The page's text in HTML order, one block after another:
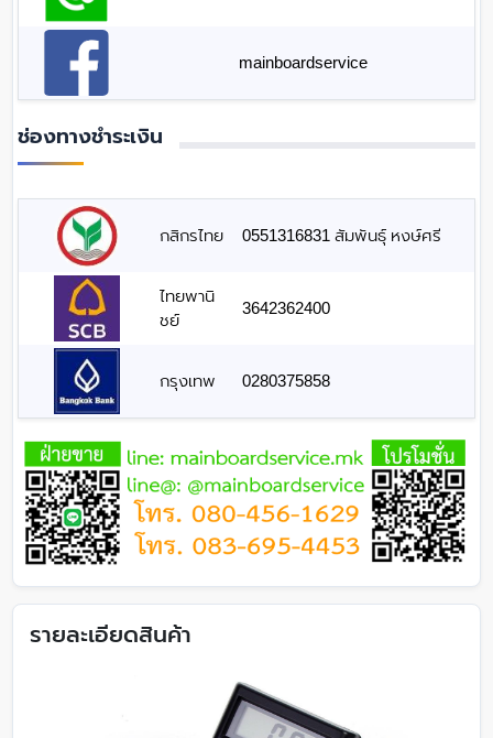
mainboardservice
ช่องทางชำระเงิน
กสิกรไทย 0551316831 สัมพันธุ์ หงษ์ศรี
ไทยพานิ
ชย์
3642362400
กรุงเทพ 0280375858
รายละเอียดสินค้า